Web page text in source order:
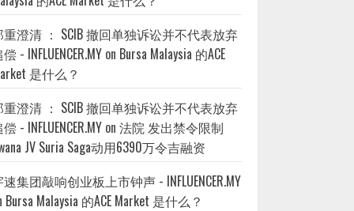
重澄清 ： SCIB 撤回单独诉讼并不代表放弃
- INFLUENCER.MY on Bursa Malaysia 的ACE
是什么？
重澄清 ： SCIB 撤回单独诉讼并不代表放弃
- INFLUENCER.MY on法院 发出禁令限制
JV Suria Saga动用6390万令吉融资
集团敲响创业板上市钟声 - INFLUENCER.MY
Bursa Malaysia 的ACE Market 是什么？